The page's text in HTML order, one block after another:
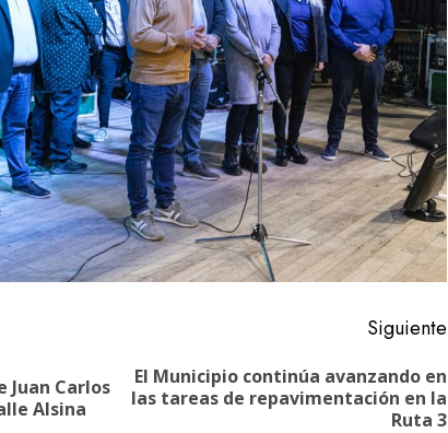
Entrada
Juan Carlos
Alsina
Siguiente
Siguiente
El Municipio continúa avanzando en
las tareas de repavimentación en la
Ruta 3